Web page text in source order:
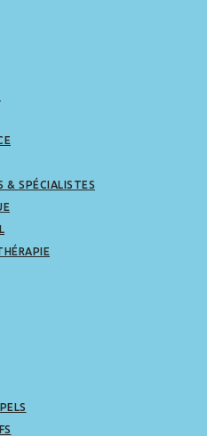
& SPÉCIALISTES